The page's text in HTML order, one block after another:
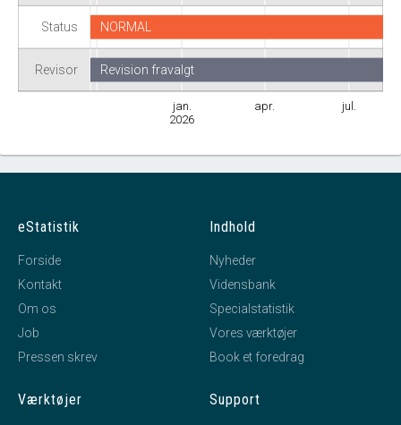
Status
Revisor
jan.
2026
apr. jul.
NORMAL
Revision fravalgt
eStatistik
Forside
Kontakt
Om os
Job
Pressen skrev
Indhold
Nyheder
Vidensbank
Specialstatistik
Vores værktøjer
Book et foredrag
Værktøjer Support